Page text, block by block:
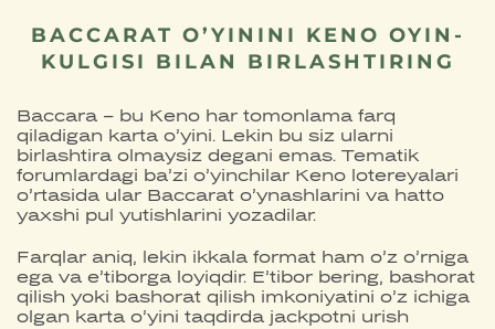
BACCARAT O’YININI KENO OYIN-
KULGISI BILAN BIRLASHTIRING
Baccara – bu Keno har tomonlama farq
qiladigan karta o’yini. Lekin bu siz ularni
birlashtira olmaysiz degani emas. Tematik
forumlardagi ba’zi o’yinchilar Keno lotereyalari
o’rtasida ular Baccarat o’ynashlarini va hatto
yaxshi pul yutishlarini yozadilar.
Farqlar aniq, lekin ikkala format ham o’z o’rniga
ega va e’tiborga loyiqdir. E’tibor bering, bashorat
qilish yoki bashorat qilish imkoniyatini o’z ichiga
olgan karta o’yini taqdirda jackpotni urish